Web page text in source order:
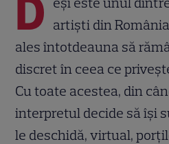
D artiști din
ales întotdeauna să
discret în ceea ce
Cu toate acestea, din
interpretul decide să își
le deschidă, virtual,